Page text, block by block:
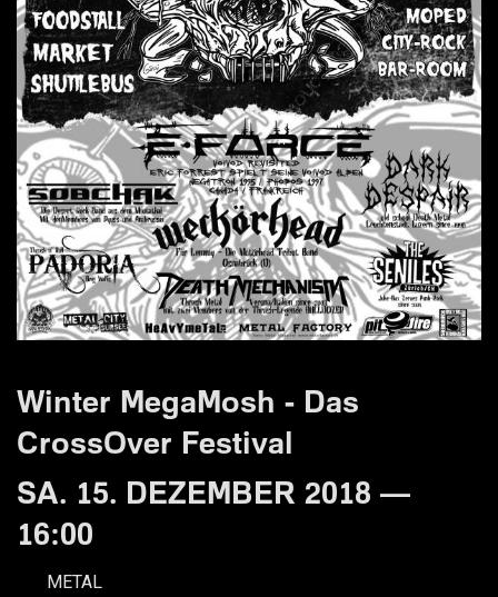
Winter MegaMosh - Das
CrossOver Festival
SA. 15. DEZEMBER 2018 —
16:00
METAL